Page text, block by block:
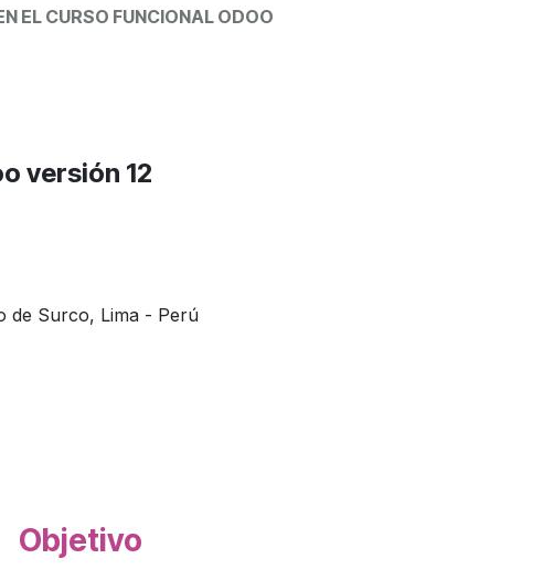
EL CURSO FUNCIONAL ODOO
versión 12
de Surco, Lima - Perú
Objetivo